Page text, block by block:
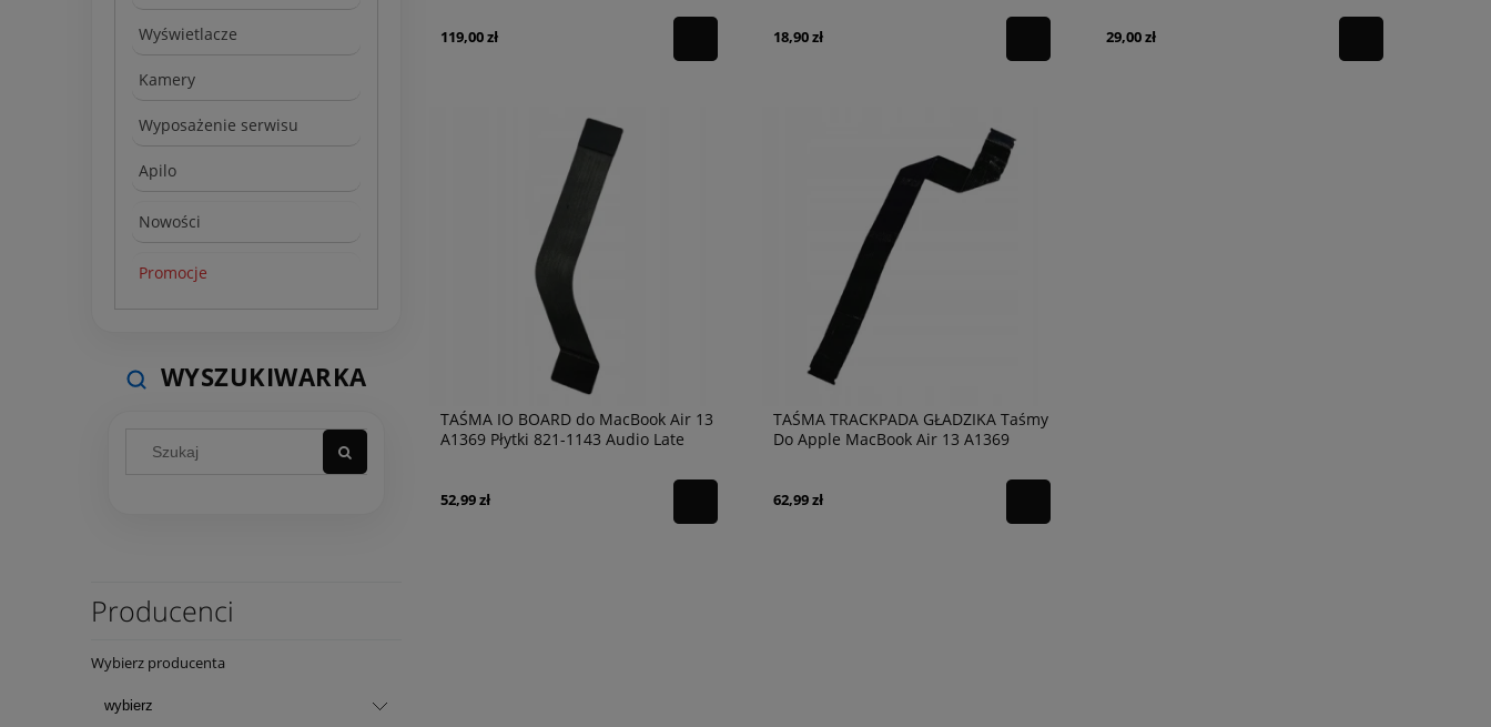
Wyświetlacze
Kamery
Wyposażenie serwisu
Apilo
Nowości
Promocje
WYSZUKIWARKA
Producenci
Wybierz producenta
119,00 zł 18,90 zł 29,00 zł
TAŚMA IO BOARD do MacBook Air 13
A1369 Płytki 821-1143 Audio Late
52,99 zł
TAŚMA TRACKPADA GŁADZIKA Taśmy
Do Apple MacBook Air 13 A1369
62,99 zł